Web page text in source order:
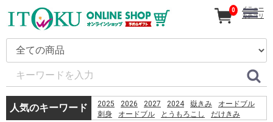
人気のキーワード 2025 2026 2027 2024 嶽きみ
オードブル
刺身
オードブル とうもろこし
だけきみ
0
メニュー
カテゴリ